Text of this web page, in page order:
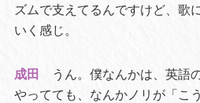
ズムで支えてるんですけど、歌
いく感じ。
成田
うん。僕なんかは、英語
やってても、なんかノリが「こ